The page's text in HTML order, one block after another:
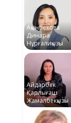
Ақынбекова
Динара
Нұрғалиқызы
Айдарбек
Қарлығаш
Жамалбекқызы